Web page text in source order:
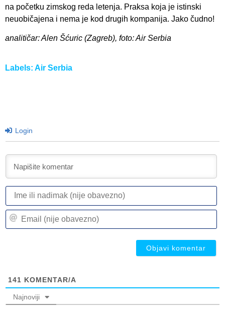
na početku zimskog reda letenja. Praksa koja je istinski
neuobičajena i nema je kod drugih kompanija. Jako čudno!
analitičar: Alen Šćuric (Zagreb), foto: Air Serbia
Labels: Air Serbia
Login
141 KOMENTAR/A
Najnoviji